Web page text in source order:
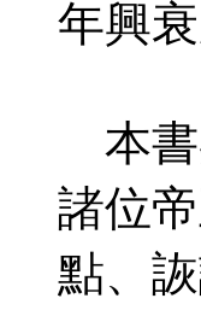
年興
本書
諸位
點、